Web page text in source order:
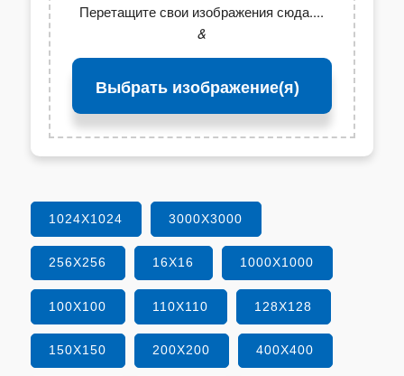
Перетащите свои изображения сюда....
&
Выбрать изображение(я)
1024X1024 3000X3000
256X256 16X16 1000X1000
100X100 110X110 128X128
150X150 200X200 400X400